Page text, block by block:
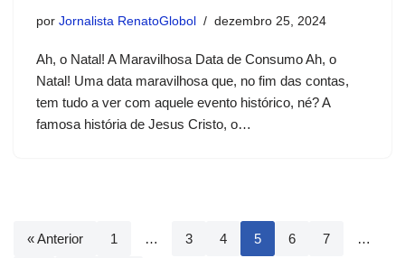
por Jornalista RenatoGlobol dezembro 25, 2024
Ah, o Natal! A Maravilhosa Data de Consumo Ah, o
Natal! Uma data maravilhosa que, no fim das contas,
tem tudo a ver com aquele evento histórico, né? A
famosa história de Jesus Cristo, o…
« Anterior 1 … 3 4 5 6 7 …